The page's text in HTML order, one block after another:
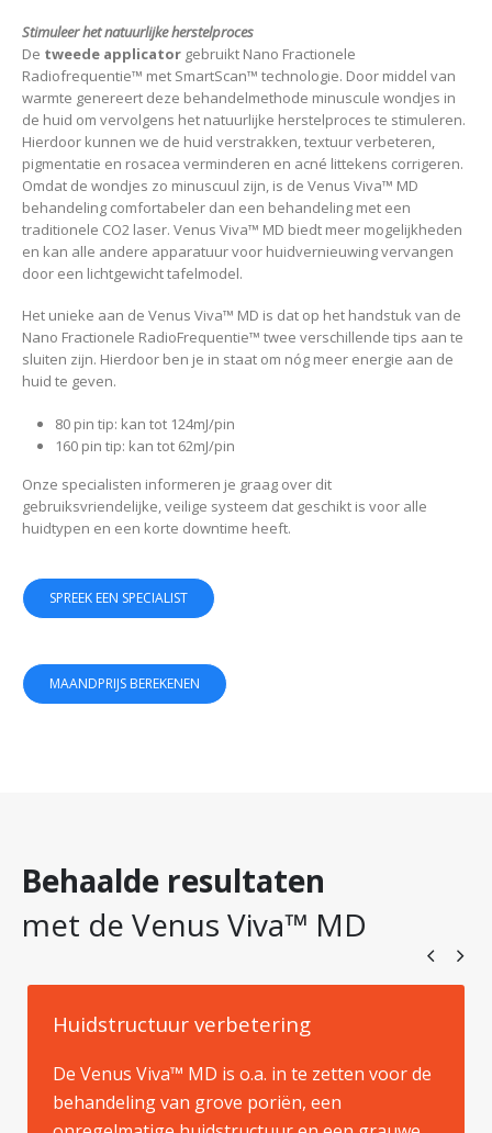
Stimuleer het natuurlijke herstelproces
De tweede applicator gebruikt Nano Fractionele
Radiofrequentie™ met SmartScan™ technologie. Door middel van
warmte genereert deze behandelmethode minuscule wondjes in
de huid om vervolgens het natuurlijke herstelproces te stimuleren.
Hierdoor kunnen we de huid verstrakken, textuur verbeteren,
pigmentatie en rosacea verminderen en acné littekens corrigeren.
Omdat de wondjes zo minuscuul zijn, is de Venus Viva™ MD
behandeling comfortabeler dan een behandeling met een
traditionele CO2 laser. Venus Viva™ MD biedt meer mogelijkheden
en kan alle andere apparatuur voor huidvernieuwing vervangen
door een lichtgewicht tafelmodel.
Het unieke aan de Venus Viva™ MD is dat op het handstuk van de
Nano Fractionele RadioFrequentie™ twee verschillende tips aan te
sluiten zijn. Hierdoor ben je in staat om nóg meer energie aan de
huid te geven.
80 pin tip: kan tot 124mJ/pin
160 pin tip: kan tot 62mJ/pin
Onze specialisten informeren je graag over dit
gebruiksvriendelijke, veilige systeem dat geschikt is voor alle
huidtypen en een korte downtime heeft.
SPREEK EEN SPECIALIST
MAANDPRIJS BEREKENEN
Behaalde resultaten
met de Venus Viva™ MD
Huidstructuur verbetering
De Venus Viva™ MD is o.a. in te zetten voor de
behandeling van grove poriën, een